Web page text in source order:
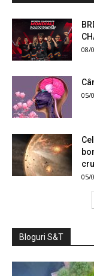
08/
05/
05/
Bloguri S&T